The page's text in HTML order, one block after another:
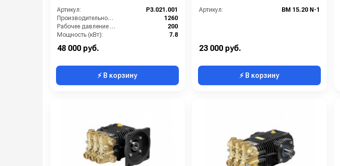
Артикул:
P3.021.001
Производительность (л/ч):
1260
Рабочее давление (бар):
200
Мощность (кВт):
7.8
48 000 руб.
⚡ В корзину
Артикул: BM 15.20 N-1
23 000 руб.
⚡ В корзину